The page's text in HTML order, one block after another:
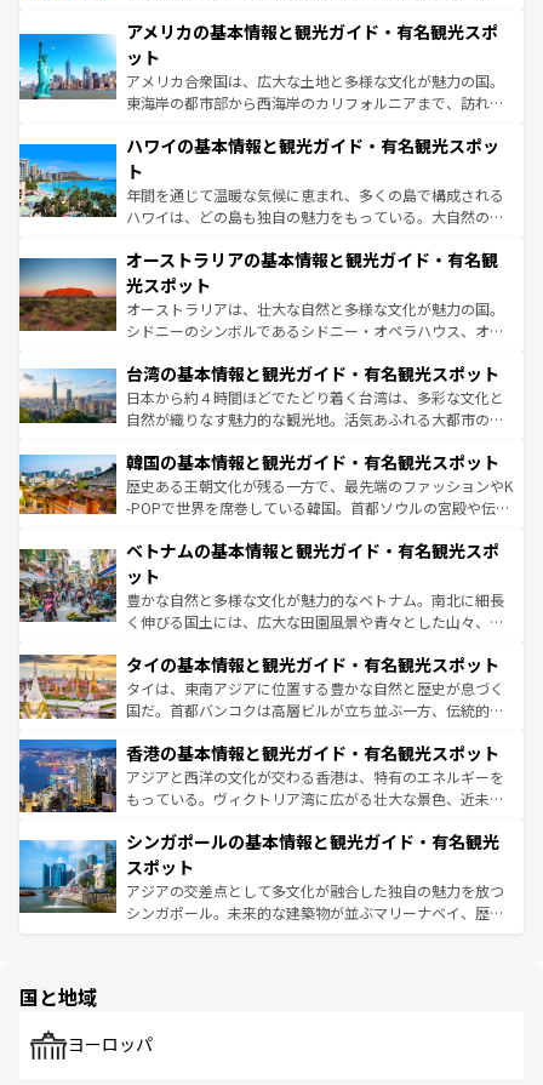
ンツ一覧を参照してほしい。
の建物がそのまま残る町や、スイスならではのユニークな
博物館もあり、アルプス観光だけでなく町歩きも満喫する
ことができる。国民の所得が高いため物価も高いが、旅行
者向けの交通パス提供のサービスもあり、うまく活用すれ
着のスイス情報はコンテンツ一覧を参照してほしい。
アメリカの基本情報と観光ガイド・有名観光スポ
ット
アメリカ合衆国は、広大な土地と多様な文化が魅力の国。
東海岸の都市部から西海岸のカリフォルニアまで、訪れる
のような巨大都市は、観光、ショッピング、エンターテイ
ンメントが詰まった刺激的なスポットだ。一方、アメリカ
西部には大自然が広がり、グランドキャニオンやイエロー
ストーン国立公園といった絶景が堪能できる。さらに、南
文化が魅力。旅行者はアメリカの各地域で異なる魅力を楽
しみながら、その多様性と豊かな歴史を感じることができ
るだろう。車でのロードトリップや列車の旅も、アメリカ
ならではの贅沢な旅のスタイルだ。 なお、新着のアメリカ
情報は コンテンツ一覧 を参照してほしい。
ハワイの基本情報と観光ガイド・有名観光スポッ
ト
年間を通じて温暖な気候に恵まれ、多くの島で構成される
ハワイは、どの島も独自の魅力をもっている。大自然の神
ワイ島は見逃せない。また、定番の観光地といえばオアフ
島だが、静かな自然を求めるならマウイ島やカウアイ島が
おすすめ。エメラルドグリーンに輝く海をはじめ、豊かな
文化や歴史が息づいている。「アロハスピリット」と呼ば
人々、おいしいローカルフードやハワイアンミュージッ
ク、伝統的なフラダンスなど、すべてがハワイの魅力を彩
っている。訪れるたびに新しい発見と感動が待っているハ
はコンテンツ一覧を参照してほしい。
オーストラリアの基本情報と観光ガイド・有名観
光スポット
オーストラリアは、壮大な自然と多様な文化が魅力の国。
シドニーのシンボルであるシドニー・オペラハウス、オー
リアリーフや大陸中央部にそびえるウルル（エアーズロッ
ク）、タスマニアの美しい原生林やケアンズの熱帯雨林な
ど、見どころがたくさん。また、カフェやワイン、オージ
いる。アクティビティも充実しており、サーフィンやダイ
ビング、ハイキングなど、アウトドア好きにはたまらな
い。オーストラリアの多彩な魅力を存分に味わいつくそ
参照してほしい。
台湾の基本情報と観光ガイド・有名観光スポット
日本から約４時間ほどでたどり着く台湾は、多彩な文化と
自然が織りなす魅力的な観光地。活気あふれる大都市の台
ン）、静ひつな山岳地帯である台湾東部など、都市の喧騒
と山間の静けさが共存しており、訪れる人に新しい発見と
驚きをもたらしてくれる。また、奥深い台湾の食文化も魅
容にもいいと評判のスイーツなど、バラエティ豊かな料理
照してほしい。
韓国の基本情報と観光ガイド・有名観光スポット
歴史ある王朝文化が残る一方で、最先端のファッションやK
-POPで世界を席巻している韓国。首都ソウルの宮殿や伝統
き、地方に足を延ばせば四季折々の自然美を楽しむことが
できる。そして、キムチや焼肉、絶品のストリートフード
まで、さまざまな韓国料理が待っている。夜には、韓国な
らではのナイトライフも堪能できる。あたたかいホスピタ
わってみてほしい。 なお、新着の韓国情報はコンテンツ一
覧 を参照してほしい。
ベトナムの基本情報と観光ガイド・有名観光スポ
ット
豊かな自然と多様な文化が魅力的なベトナム。南北に細長
く伸びる国土には、広大な田園風景や青々とした山々、世
急速な発展と共に伝統が息づく。ハノイの古い町並みやホ
ーチミン市のフランス統治時代の建物も、独特の雰囲気を
醸し出している。また、バラエティの豊かさとおいしさで
とつ。フォーやバインミー、ベトナムコーヒーなどは、ぜ
ひ現地で味わいたい。どの地域を訪れてもあたたかい人々
が旅行者を迎えてくれるので、きっと忘れられない旅にな
参照してほしい。
タイの基本情報と観光ガイド・有名観光スポット
タイは、東南アジアに位置する豊かな自然と歴史が息づく
国だ。首都バンコクは高層ビルが立ち並ぶ一方、伝統的な
の活気が交差している。北部ではチェンマイなどの山岳地
帯で自然と触れ合い、南部ではプーケットやクラビの美し
いビーチでリゾート気分を楽しむことができる。タイ料理
激する。気候は一年中温暖で、どの季節にも異なる楽しみ
が待っている。親しみやすいタイの人々、仏教を中心とし
た文化、そして多様な観光資源が、訪れる旅人を魅了し続
ける。 なお、新着のタイ情報はコンテンツ一覧を参照して
香港の基本情報と観光ガイド・有名観光スポット
アジアと西洋の文化が交わる香港は、特有のエネルギーを
もっている。ヴィクトリア湾に広がる壮大な景色、近未来
み、どこを訪れても感動するはず。観光スポットが密集し
ており、効率よく見どころを回れるのも魅力。息をのむよ
うな絶景から文化的な体験まで、香港を存分に楽しみ尽く
そう。 なお、新着の香港情報はコンテンツ一覧を参照して
シンガポールの基本情報と観光ガイド・有名観光
スポット
アジアの交差点として多文化が融合した独自の魅力を放つ
シンガポール。未来的な建築物が並ぶマリーナベイ、歴史
で、ホーカーズは地元の風情を楽しめる外せないスポット
国と地域
ヨーロッパ